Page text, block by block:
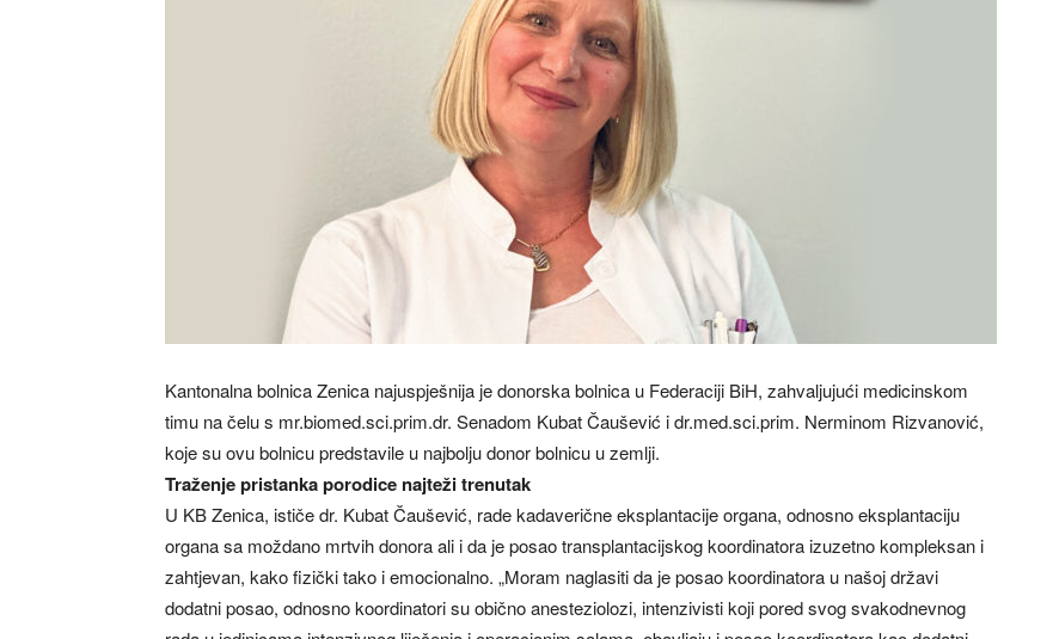
Kantonalna bolnica Zenica najuspješnija je donorska bolnica u Federaciji BiH, zahvaljujući medicinskom
timu na čelu s mr.biomed.sci.prim.dr. Senadom Kubat Čaušević i dr.med.sci.prim. Nerminom Rizvanović,
koje su ovu bolnicu predstavile u najbolju donor bolnicu u zemlji.
Traženje pristanka porodice najteži trenutak
U KB Zenica, ističe dr. Kubat Čaušević, rade kadaverične eksplantacije organa, odnosno eksplantaciju
organa sa moždano mrtvih donora ali i da je posao transplantacijskog koordinatora izuzetno kompleksan i
zahtjevan, kako fizički tako i emocionalno. „Moram naglasiti da je posao koordinatora u našoj državi
dodatni posao, odnosno koordinatori su obično anesteziolozi, intenzivisti koji pored svog svakodnevnog